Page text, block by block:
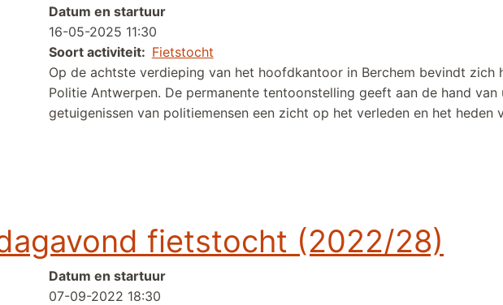
Datum en startuur
16-05-2025 11:30
Soort activiteit
Fietstocht
Op de achtste verdieping van het hoofdkantoor in Berchem bevindt zich
Politie Antwerpen. De permanente tentoonstelling geeft aan de hand van
getuigenissen van politiemensen een zicht op het verleden en het heden
Antwerpen
fietstocht (2022/28)
Datum en startuur
07-09-2022 18:30